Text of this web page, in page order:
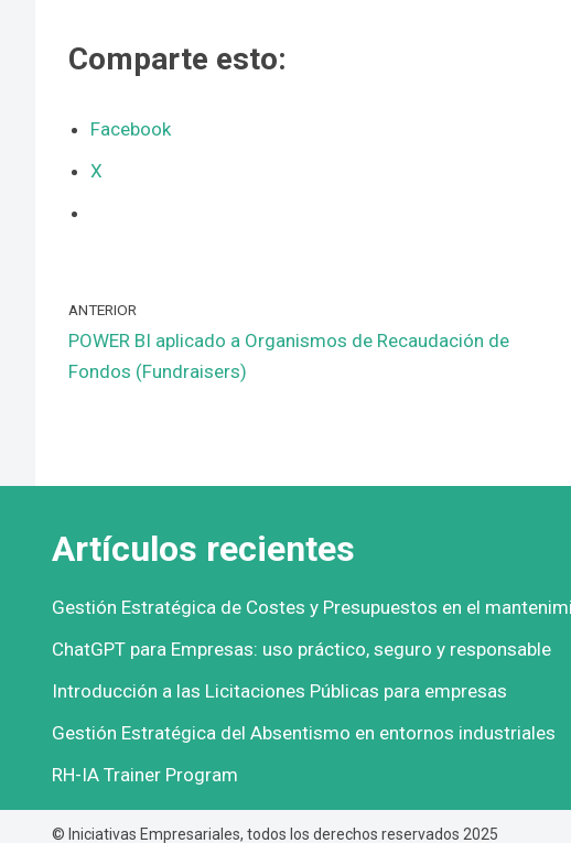
Comparte esto:
Facebook
X
ANTERIOR
POWER BI aplicado a Organismos de Recaudación de
Fondos (Fundraisers)
Artículos recientes
Gestión Estratégica de Costes y Presupuestos en el
ChatGPT para Empresas: uso práctico, seguro y responsable
Introducción a las Licitaciones Públicas para empresas
Gestión Estratégica del Absentismo en entornos industriales
RH-IA Trainer Program
© Iniciativas Empresariales, todos los derechos reservados 2025